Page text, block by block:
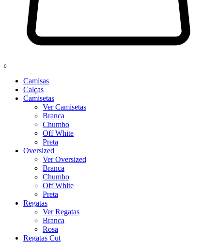
0
Camisas
Calças
Camisetas
Ver Camisetas
Branca
Chumbo
Off White
Preta
Oversized
Ver Oversized
Branca
Chumbo
Off White
Preta
Regatas
Ver Regatas
Branca
Rosa
Regatas Cut